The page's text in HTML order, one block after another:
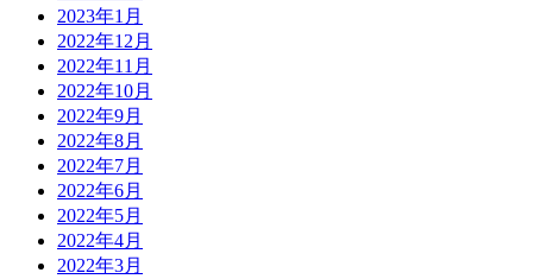
2023年1月
2022年12月
2022年11月
2022年10月
2022年9月
2022年8月
2022年7月
2022年6月
2022年5月
2022年4月
2022年3月